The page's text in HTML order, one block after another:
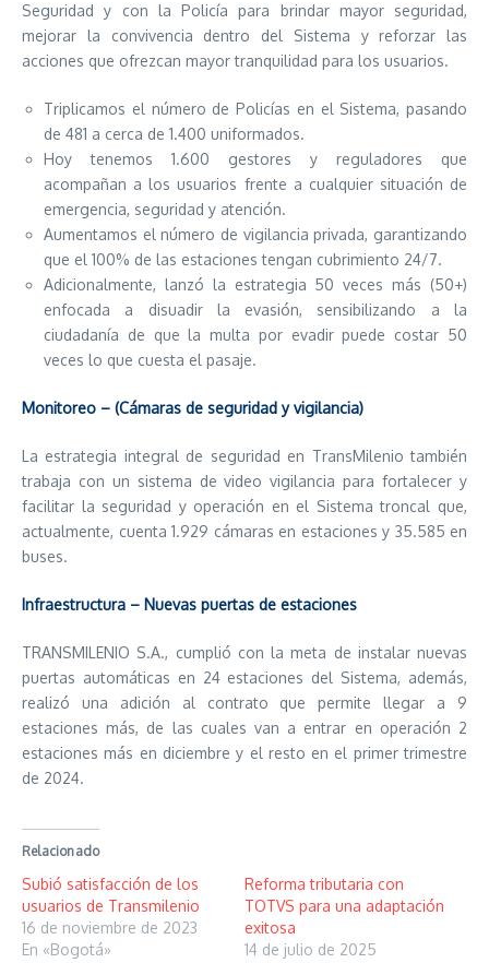
Seguridad y con la Policía para brindar mayor seguridad,
mejorar la convivencia dentro del Sistema y reforzar las
acciones que ofrezcan mayor tranquilidad para los usuarios.
Triplicamos el número de Policías en el Sistema, pasando
de 481 a cerca de 1.400 uniformados.
Hoy tenemos 1.600 gestores y reguladores que
acompañan a los usuarios frente a cualquier situación de
emergencia, seguridad y atención.
Aumentamos el número de vigilancia privada, garantizando
que el 100% de las estaciones tengan cubrimiento 24/7.
Adicionalmente, lanzó la estrategia 50 veces más (50+)
enfocada a disuadir la evasión, sensibilizando a la
ciudadanía de que la multa por evadir puede costar 50
veces lo que cuesta el pasaje.
Monitoreo – (Cámaras de seguridad y vigilancia)
La estrategia integral de seguridad en TransMilenio también
trabaja con un sistema de video vigilancia para fortalecer y
facilitar la seguridad y operación en el Sistema troncal que,
actualmente, cuenta 1.929 cámaras en estaciones y 35.585 en
buses.
Infraestructura – Nuevas puertas de estaciones
TRANSMILENIO S.A., cumplió con la meta de instalar nuevas
puertas automáticas en 24 estaciones del Sistema, además,
realizó una adición al contrato que permite llegar a 9
estaciones más, de las cuales van a entrar en operación 2
estaciones más en diciembre y el resto en el primer trimestre
de 2024.
Relacionado
Subió satisfacción de los
usuarios de Transmilenio
16 de noviembre de 2023
En «Bogotá»
Reforma tributaria con
TOTVS para una adaptación
exitosa
14 de julio de 2025